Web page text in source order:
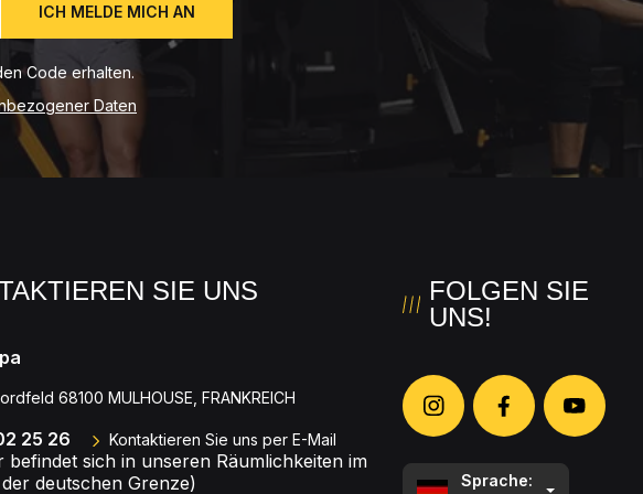
ICH MELDE MICH AN
Code erhalten.
Daten
SIE UNS
68100 MULHOUSE, FRANKREICH
25 26 Kontaktieren Sie uns per E-Mail
befindet sich in unseren Räumlichkeiten im
deutschen Grenze)
FOLGEN SIE
UNS!
Sprache: